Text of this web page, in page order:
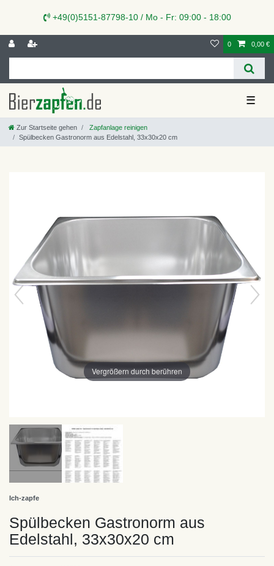
+49(0)5151-87798-10 / Mo - Fr: 09:00 - 18:00
0 0,00 €
☰
Zur Startseite gehen
Zapfanlage reinigen
Spülbecken Gastronorm aus Edelstahl, 33x30x20 cm
Vergrößern durch berühren
Ich-zapfe
Spülbecken Gastronorm aus
Edelstahl, 33x30x20 cm